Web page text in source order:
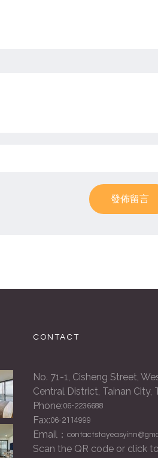
發佈留言
CONTACT
No. 71-1, Cisheng Street,
Central District, Tainan City,
Phone:06-2236688
Fax:06-2114999
Email：
Scan the QR code or click